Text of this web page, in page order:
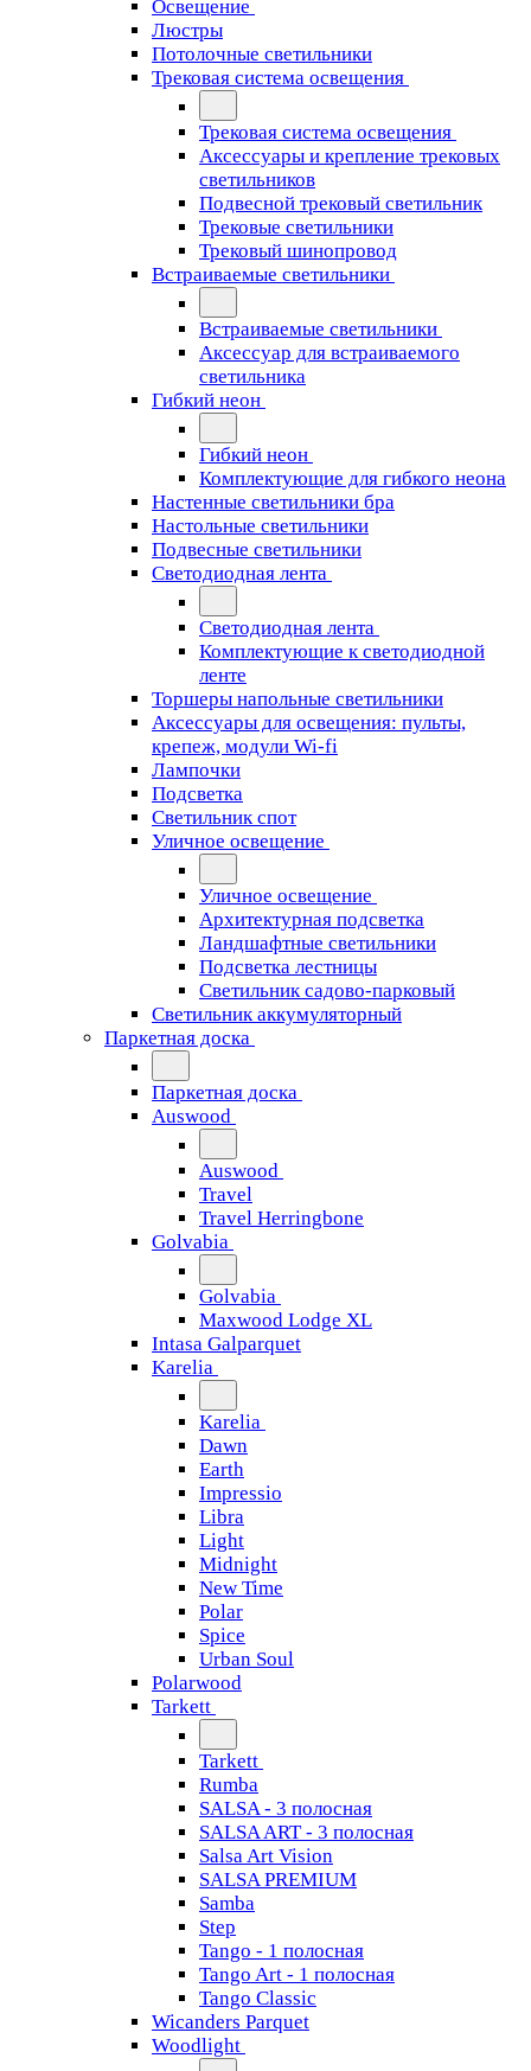
Освещение
Люстры
Потолочные светильники
Трековая система освещения
Трековая система освещения
Аксессуары и крепление трековых
светильников
Подвесной трековый светильник
Трековые светильники
Трековый шинопровод
Встраиваемые светильники
Встраиваемые светильники
Аксессуар для встраиваемого
светильника
Гибкий неон
Гибкий неон
Комплектующие для гибкого неона
Настенные светильники бра
Настольные светильники
Подвесные светильники
Светодиодная лента
Светодиодная лента
Комплектующие к светодиодной
ленте
Торшеры напольные светильники
Аксессуары для освещения: пульты,
крепеж, модули Wi-fi
Лампочки
Подсветка
Светильник спот
Уличное освещение
Уличное освещение
Архитектурная подсветка
Ландшафтные светильники
Подсветка лестницы
Светильник садово-парковый
Светильник аккумуляторный
Паркетная доска
Паркетная доска
Auswood
Auswood
Travel
Travel Herringbone
Golvabia
Golvabia
Maxwood Lodge XL
Intasa Galparquet
Karelia
Karelia
Dawn
Earth
Impressio
Libra
Light
Midnight
New Time
Polar
Spice
Urban Soul
Polarwood
Tarkett
Tarkett
Rumba
SALSA - 3 полосная
SALSA ART - 3 полосная
Salsa Art Vision
SALSA PREMIUM
Samba
Step
Tango - 1 полосная
Tango Art - 1 полосная
Tango Classiс
Wicanders Parquet
Woodlight